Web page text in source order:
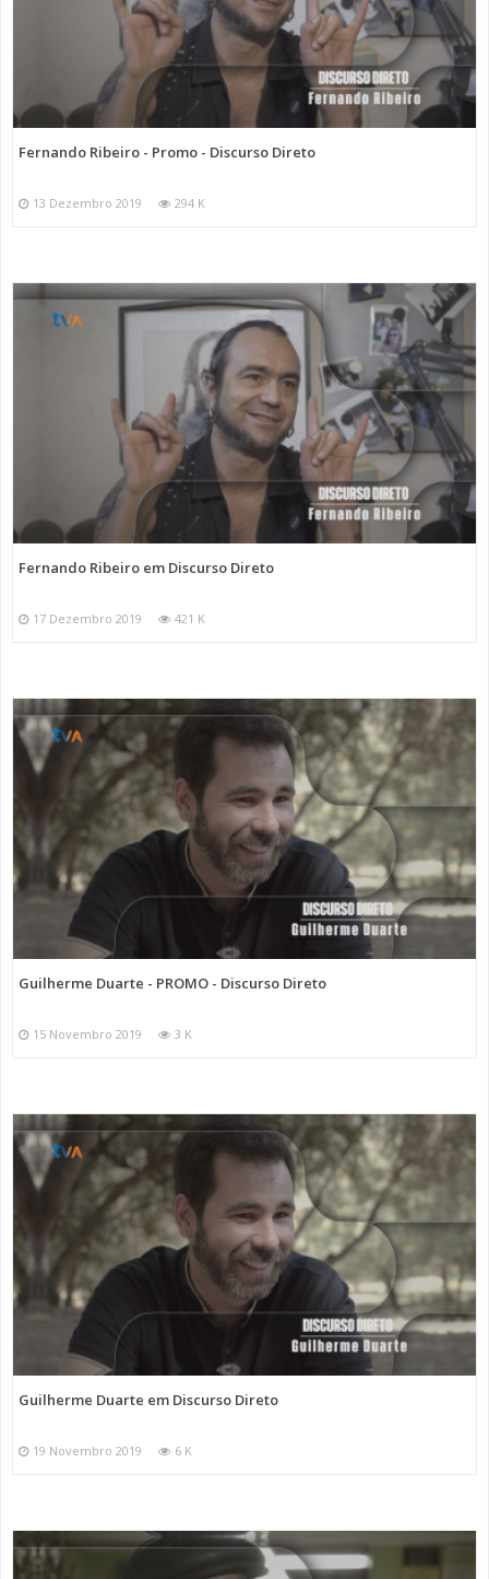
Fernando Ribeiro - Promo - Discurso Direto
13 Dezembro 2019 294 K
Fernando Ribeiro em Discurso Direto
17 Dezembro 2019 421 K
Guilherme Duarte - PROMO - Discurso Direto
15 Novembro 2019 3 K
Guilherme Duarte em Discurso Direto
19 Novembro 2019 6 K